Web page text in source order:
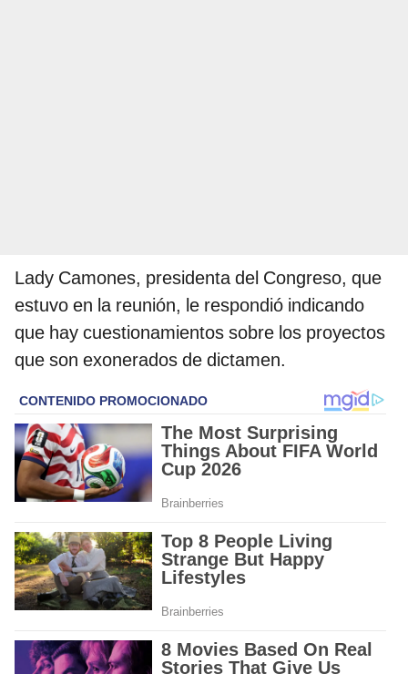
Lady Camones, presidenta del Congreso, que
estuvo en la reunión, le respondió indicando
que hay cuestionamientos sobre los proyectos
que son exonerados de dictamen.